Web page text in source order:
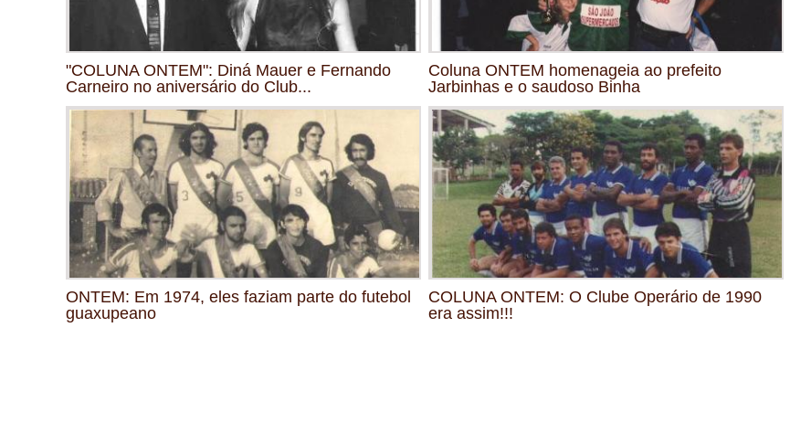
"COLUNA ONTEM": Diná Mauer e Fernando
Carneiro no aniversário do Club...
Coluna ONTEM homenageia ao prefeito
Jarbinhas e o saudoso Binha
ONTEM: Em 1974, eles faziam parte do futebol
guaxupeano
COLUNA ONTEM: O Clube Operário de 1990
era assim!!!